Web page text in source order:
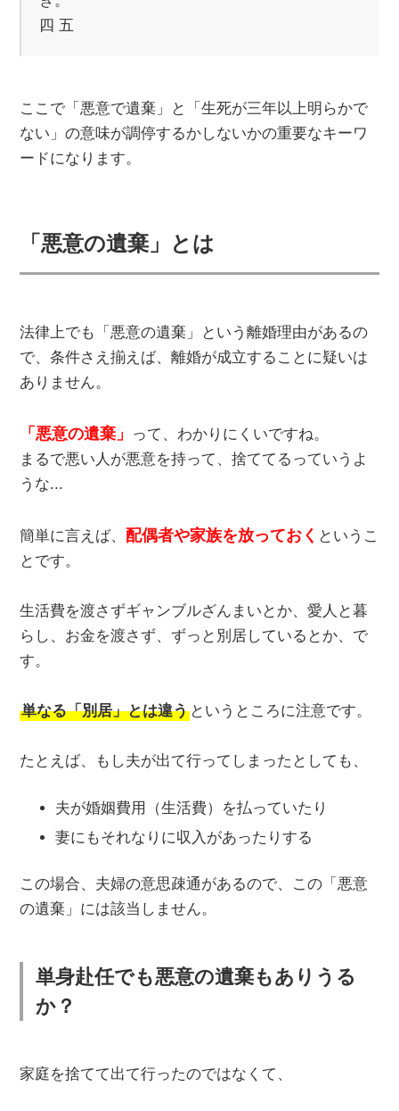
四 五
ここで「悪意で遺棄」と「生死が三年以上明らかで
ない」の意味が調停するかしないかの重要なキーワ
ードになります。
「悪意の遺棄」とは
法律上でも「悪意の遺棄」という離婚理由があるの
で、条件さえ揃えば、離婚が成立することに疑いは
ありません。
「悪意の遺棄」
って、わかりにくいですね。
まるで悪い人が悪意を持って、捨ててるっていうよ
うな...
簡単に言えば、 配偶者や家族を放っておく というこ
とです。
生活費を渡さずギャンブルざんまいとか、愛人と暮
らし、お金を渡さず、ずっと別居しているとか、で
す。
単なる「別居」とは違う というところに注意です。
たとえば、もし夫が出て行ってしまったとしても、
夫が婚姻費用（生活費）を払っていたり
妻にもそれなりに収入があったりする
この場合、夫婦の意思疎通があるので、この「悪意
の遺棄」には該当しません。
単身赴任でも悪意の遺棄もありうる
か？
家庭を捨てて出て行ったのではなくて、